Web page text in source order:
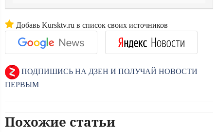
Добавь Kursktv.ru в список своих источников
ПОДПИШИСЬ НА ДЗЕН И ПОЛУЧАЙ НОВОСТИ
ПЕРВЫМ
Похожие статьи